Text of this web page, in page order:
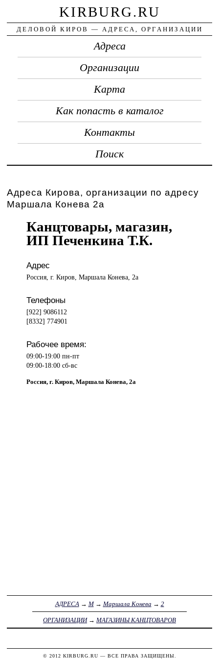
KIRBURG.RU
ДЕЛОВОЙ КИРОВ — АДРЕСА, ОРГАНИЗАЦИИ
Адреса
Организации
Карта
Как попасть в каталог
Контакты
Поиск
Адреса Кирова, организации по адресу
Маршала Конева 2а
Канцтовары, магазин,
ИП Печенкина Т.К.
Адрес
Россия, г. Киров, Маршала Конева, 2а
Телефоны
[922] 9086112
[8332] 774901
Рабочее время:
09:00-19:00 пн-пт
09:00-18:00 сб-вс
Россия, г. Киров, Маршала Конева, 2а
АДРЕСА → М→ Маршала Конева → 2
ОРГАНИЗАЦИИ→ МАГАЗИНЫ КАНЦТОВАРОВ
© 2012 KIRBURG.RU — ВСЕ ПРАВА ЗАЩИЩЕНЫ.